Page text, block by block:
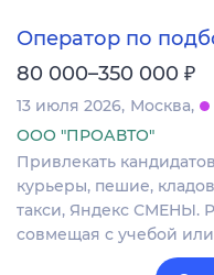
Оператор по
80 000–350 000 ₽
13 июля 2026 Москва
ООО "ПРОАВТО"
Привлекать
курьеры, пешие,
такси, Яндекс СМЕНЫ.
совмещая с учебой